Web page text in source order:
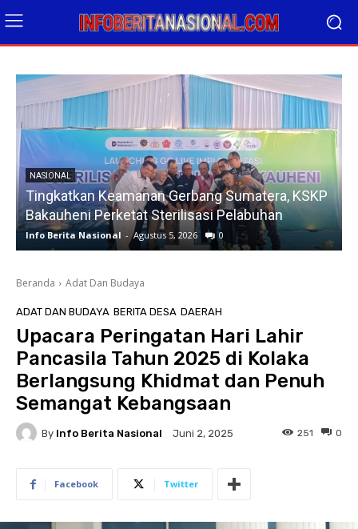
NASIONAL
Tingkatkan Keamanan Gerbang Sumatera, KSKP
Bakauheni Perketat Sterilisasi Pelabuhan
Info Berita Nasional - Agustus 5, 2026 0
Beranda Adat Dan Budaya
ADAT DAN BUDAYA BERITA DESA DAERAH
Upacara Peringatan Hari Lahir
Pancasila Tahun 2025 di Kolaka
Berlangsung Khidmat dan Penuh
Semangat Kebangsaan
By Info Berita Nasional Juni 2, 2025 0
251
Facebook Twitter